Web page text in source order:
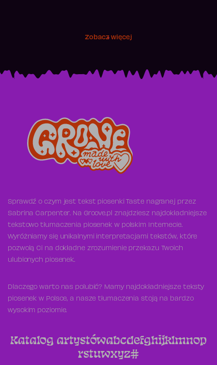
Zobacz więcej
Sprawdź o czym jest tekst piosenki Taste nagranej przez
Sabrina Carpenter. Na Groove.pl znajdziesz najdokładniejsze
tekstowo tłumaczenia piosenek w polskim Internecie.
Wyróżniamy się unikalnymi interpretacjami tekstów, które
pozwolą Ci na dokładne zrozumienie przekazu Twoich
ulubionych piosenek.
Dlaczego warto nas polubić? Mamy najdokładniejsze teksty
piosenek w Polsce, a nasze tłumaczenia stoją na bardzo
wysokim poziomie.
Katalog artystówabcdefghijklmnop
rstuwxyz#